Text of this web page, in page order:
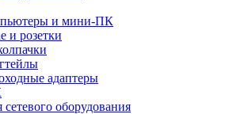
и мини-ПК
и розетки
адаптеры
оборудования